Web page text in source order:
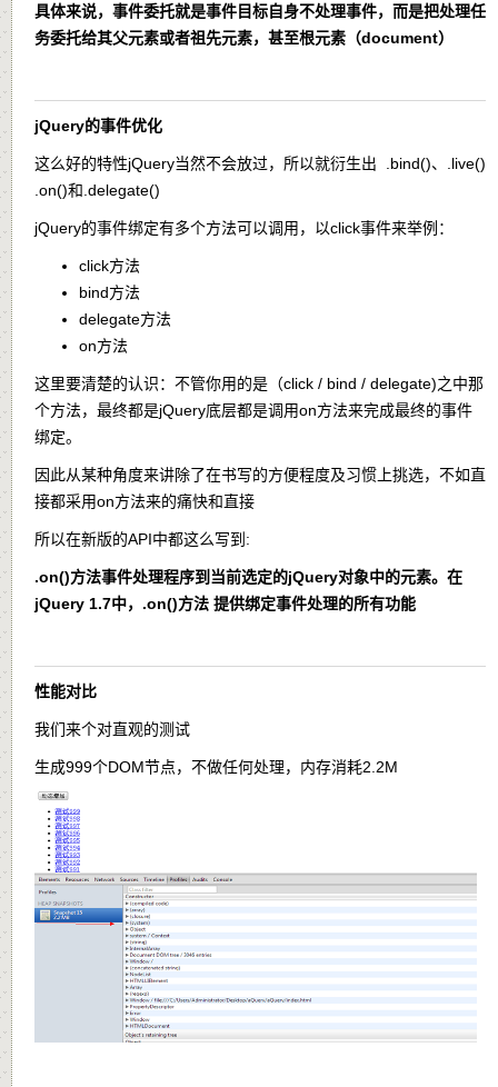
具体来说，事件委托就是事件目标自身不处理事件，而是把处理任
务委托给其父元素或者祖先元素，甚至根元素（document）
jQuery的事件优化
这么好的特性jQuery当然不会放过，所以就衍生出 .bind()、.live()
.on()和.delegate()
jQuery的事件绑定有多个方法可以调用，以click事件来举例：
click方法
bind方法
delegate方法
on方法
这里要清楚的认识：不管你用的是（click / bind / delegate)之中那
个方法，最终都是jQuery底层都是调用on方法来完成最终的事件
绑定。
因此从某种角度来讲除了在书写的方便程度及习惯上挑选，不如直
接都采用on方法来的痛快和直接
所以在新版的API中都这么写到:
.on()方法事件处理程序到当前选定的jQuery对象中的元素。在
jQuery 1.7中， .on()方法 提供绑定事件处理的所有功能
性能对比
我们来个对直观的测试
生成999个DOM节点，不做任何处理，内存消耗2.2M